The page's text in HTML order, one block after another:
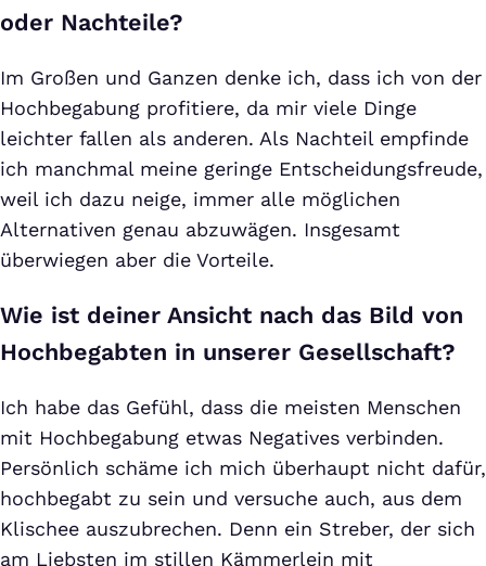
oder Nachteile?
Im Großen und Ganzen denke ich, dass ich von der
Hochbegabung profitiere, da mir viele Dinge
leichter fallen als anderen. Als Nachteil empfinde
ich manchmal meine geringe Entscheidungsfreude,
weil ich dazu neige, immer alle möglichen
Alternativen genau abzuwägen. Insgesamt
überwiegen aber die Vorteile.
Wie ist deiner Ansicht nach das Bild von
Hochbegabten in unserer Gesellschaft?
Ich habe das Gefühl, dass die meisten Menschen
mit Hochbegabung etwas Negatives verbinden.
Persönlich schäme ich mich überhaupt nicht dafür,
hochbegabt zu sein und versuche auch, aus dem
Klischee auszubrechen. Denn ein Streber, der sich
am Liebsten im stillen Kämmerlein mit